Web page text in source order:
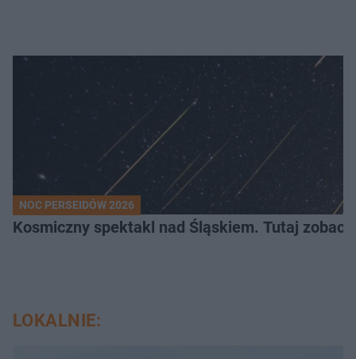
NOC PERSEIDÓW 2026
Kosmiczny spektakl nad Śląskiem. Tutaj
LOKALNIE: